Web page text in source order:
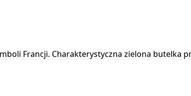
Francji. Charakterystyczna zielona